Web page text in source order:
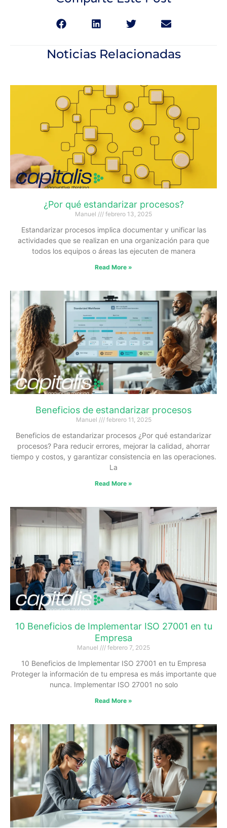
Noticias Relacionadas
¿Por qué estandarizar procesos?
Manuel febrero 13, 2025
Estandarizar procesos implica documentar y unificar las
actividades que se realizan en una organización para que
todos los equipos o áreas las ejecuten de manera
Read More »
Beneficios de estandarizar procesos
Manuel febrero 11, 2025
Beneficios de estandarizar procesos ¿Por qué estandarizar
procesos? Para reducir errores, mejorar la calidad, ahorrar
tiempo y costos, y garantizar consistencia en las operaciones.
La
Read More »
10 Beneficios de Implementar ISO 27001 en tu
Empresa
Manuel febrero 7, 2025
10 Beneficios de Implementar ISO 27001 en tu Empresa
Proteger la información de tu empresa es más importante que
nunca. Implementar ISO 27001 no solo
Read More »